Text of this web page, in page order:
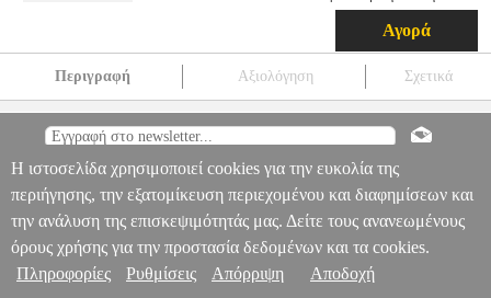
Αγορά
Περιγραφή Αξιολόγηση Σχετικά
HAP.172874 HAP.172874 CONCEPTUM CONCEPTUM
ΖΥΓΑΡΙΕΣ ΚΟΥΖΙΝΑΣ
CONCEPTUM INOX ΖΥΓΑΡΙΑ
ΚΟΥΖΙΝΑΣ CIX-KSC301
11.49
Πληροφορίες & Υπηρεσίες >
Η ιστοσελίδα χρησιμοποιεί cookies για την ευκολία της
περιήγησης, την εξατομίκευση περιεχομένου και διαφημίσεων και
την ανάλυση της επισκεψιμότητάς μας. Δείτε τους ανανεωμένους
όρους χρήσης για την προστασία δεδομένων και τα cookies.
Πληροφορίες
Ρυθμίσεις Απόρριψη Αποδοχή